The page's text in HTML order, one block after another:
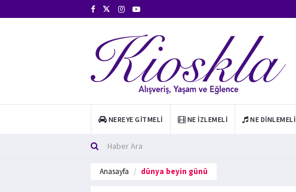
NEREYE GITMELI NE İZLEMELI NE DINLEMELI
Anasayfa dünya beyin günü